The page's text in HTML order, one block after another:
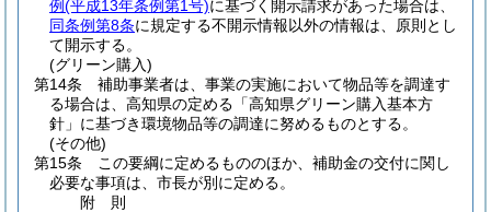
例(平成13年条例第1号)に基づく開示請求があった場合は、
同条例第8条に規定する不開示情報以外の情報は、原則とし
て開示する。
(グリーン購入)
第14条
補助事業者は、事業の実施において物品等を調達す
る場合は、高知県の定める「高知県グリーン購入基本方
針」に基づき環境物品等の調達に努めるものとする。
(その他)
第15条
この要綱に定めるもののほか、補助金の交付に関し
必要な事項は、市長が別に定める。
附 則